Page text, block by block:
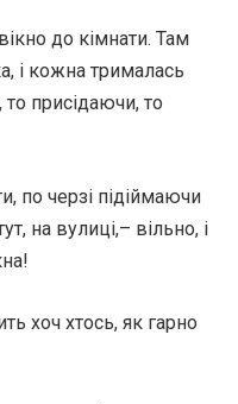
до кімнати. Там
і кожна трималась
присідаючи, то
по черзі підіймаючи
на вулиці,– вільно, і
хоч хтось, як гарно